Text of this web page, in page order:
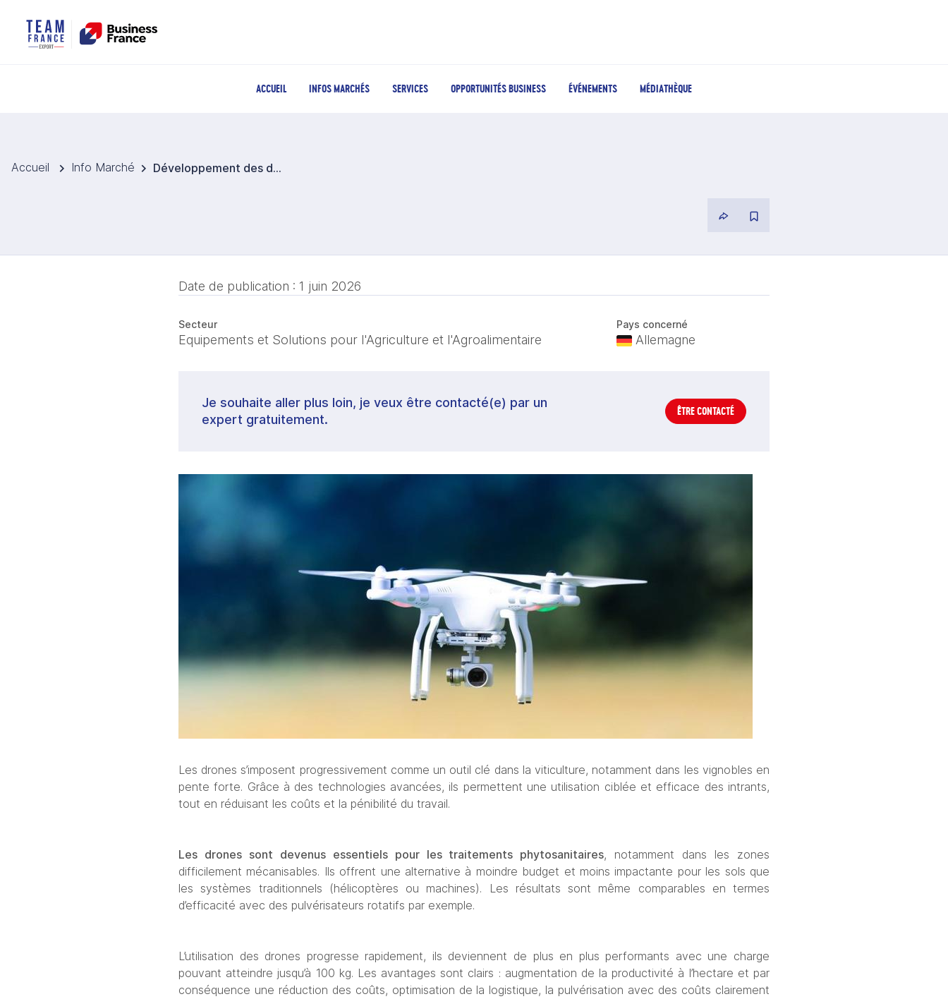
ACCUEIL INFOS MARCHÉS SERVICES OPPORTUNITÉS BUSINESS ÉVÉNEMENTS MÉDIATHÈQUE
Accueil Info Marché Développement des drones dans la viticulture allemande
Date de publication : 1 juin 2026
Secteur
Equipements et Solutions pour l'Agriculture et l'Agroalimentaire
Pays concerné
Allemagne
Je souhaite aller plus loin, je veux être contacté(e) par un
expert gratuitement.
ÊTRE CONTACTÉ
Les drones s’imposent progressivement comme un outil clé dans la viticulture, notamment dans les vignobles en
pente forte. Grâce à des technologies avancées, ils permettent une utilisation ciblée et efficace des intrants,
tout en réduisant les coûts et la pénibilité du travail.
Les drones sont devenus essentiels pour les traitements phytosanitaires, notamment dans les zones
difficilement mécanisables. Ils offrent une alternative à moindre budget et moins impactante pour les sols que
les systèmes traditionnels (hélicoptères ou machines). Les résultats sont même comparables en termes
d’efficacité avec des pulvérisateurs rotatifs par exemple.
L’utilisation des drones progresse rapidement, ils deviennent de plus en plus performants avec une charge
pouvant atteindre jusqu’à 100 kg. Les avantages sont clairs : augmentation de la productivité à l’hectare et par
conséquence une réduction des coûts, optimisation de la logistique, la pulvérisation avec des coûts clairement